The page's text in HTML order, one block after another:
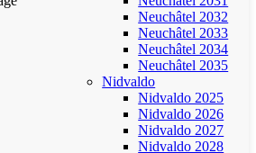
Neuchâtel 2032
Neuchâtel 2033
Neuchâtel 2034
Neuchâtel 2035
Nidvaldo
Nidvaldo 2025
Nidvaldo 2026
Nidvaldo 2027
Nidvaldo 2028